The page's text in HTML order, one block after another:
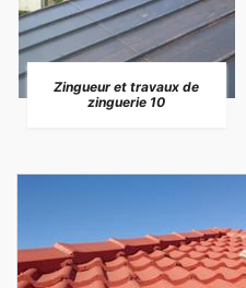
Zingueur et travaux de
zinguerie 10